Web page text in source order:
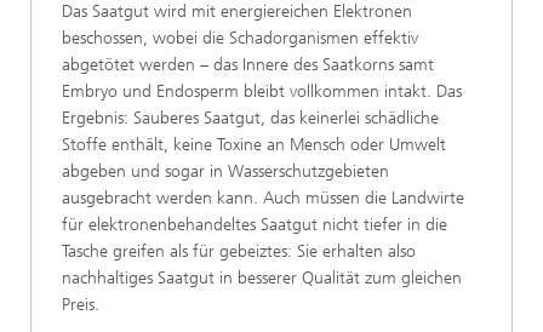
Das Saatgut wird mit energiereichen Elektronen
beschossen, wobei die Schadorganismen effektiv
abgetötet werden – das Innere des Saatkorns samt
Embryo und Endosperm bleibt vollkommen intakt. Das
Ergebnis: Sauberes Saatgut, das keinerlei schädliche
Stoffe enthält, keine Toxine an Mensch oder Umwelt
abgeben und sogar in Wasserschutzgebieten
ausgebracht werden kann. Auch müssen die Landwirte
für elektronenbehandeltes Saatgut nicht tiefer in die
Tasche greifen als für gebeiztes: Sie erhalten also
nachhaltiges Saatgut in besserer Qualität zum gleichen
Preis.